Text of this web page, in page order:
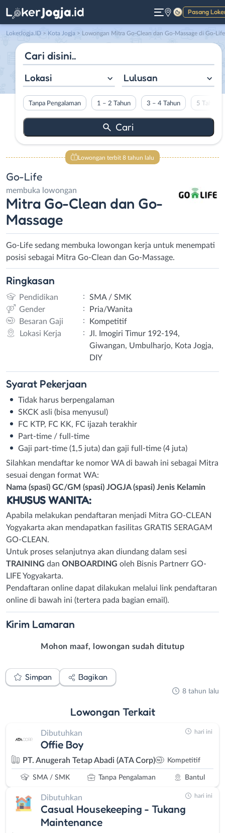
Pasang
Gelap
LokerJogja.ID > Kota Jogja > Lowongan Mitra Go-Clean dan Go-Massage di Go-Life
Lokasi Lulusan
Tanpa Pengalaman 1 – 2 Tahun 3 – 4 Tahun 5 Tahun
Lowongan terbit 8 tahun lalu
Go-Life
membuka lowongan
Mitra Go-Clean dan Go-
Massage
Go-Life sedang membuka lowongan kerja untuk menempati
posisi sebagai Mitra Go-Clean dan Go-Massage.
Ringkasan
Pendidikan :
SMA / SMK
Gender
:
Pria/Wanita
Besaran Gaji
:
Kompetitif
Lokasi Kerja
:
Jl. Imogiri Timur 192-194,
Giwangan, Umbulharjo, Kota Jogja,
DIY
Syarat Pekerjaan
Tidak harus berpengalaman
SKCK asli (bisa menyusul)
FC KTP, FC KK, FC ijazah terakhir
Part-time / full-time
Gaji part-time (1,5 juta) dan gaji full-time (4 juta)
Silahkan mendaftar ke nomor WA di bawah ini sebagai Mitra
sesuai dengan format WA:
Nama (spasi) GC/GM (spasi) JOGJA (spasi) Jenis Kelamin
KHUSUS WANITA:
Apabila melakukan pendaftaran menjadi Mitra GO-CLEAN
Yogyakarta akan mendapatkan fasilitas GRATIS SERAGAM
GO-CLEAN.
Untuk proses selanjutnya akan diundang dalam sesi
TRAINING dan ONBOARDING oleh Bisnis Partnerr GO-
LIFE Yogyakarta.
Pendaftaran online dapat dilakukan melalui link pendaftaran
online di bawah ini (tertera pada bagian email).
Kirim Lamaran
Mohon maaf, lowongan sudah ditutup
Simpan Bagikan
8 tahun lalu
Lowongan Terkait
Dibutuhkan
Offie Boy
PT. Anugerah Tetap Abadi (ATA Corp) Kompetitif
SMA / SMK Tanpa Pengalaman Bantul
hari ini
Dibutuhkan
Casual Housekeeping - Tukang
Maintenance
hari ini